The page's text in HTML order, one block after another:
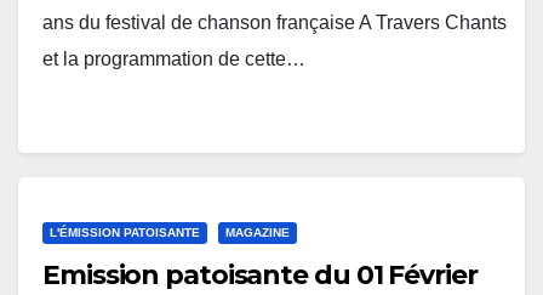
ans du festival de chanson française A Travers Chants
et la programmation de cette…
L'ÉMISSION PATOISANTE MAGAZINE
Emission patoisante du 01 Février